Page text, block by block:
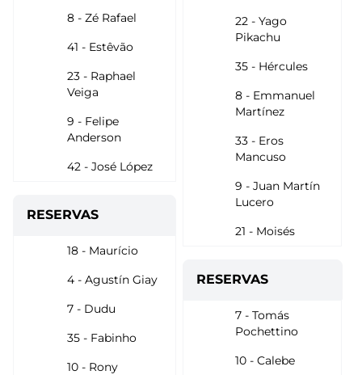
8 - Zé Rafael
41 - Estêvão
23 - Raphael
Veiga
9 - Felipe
Anderson
42 - José López
RESERVAS
18 - Maurício
4 - Agustín Giay
7 - Dudu
35 - Fabinho
10 - Rony
22 - Yago
Pikachu
35 - Hércules
8 - Emmanuel
Martínez
33 - Eros
Mancuso
9 - Juan Martín
Lucero
21 - Moisés
RESERVAS
7 - Tomás
Pochettino
10 - Calebe